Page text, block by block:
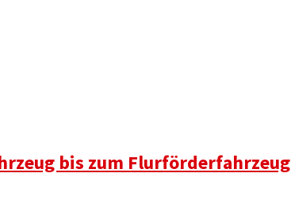
bis zum Flurförderfahrzeug